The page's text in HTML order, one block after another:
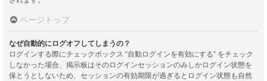
ページトップ
なぜ自動的にログオフしてしまうの？
ログインする際にチェックボックス “自動ログインを有効にする” をチェック
しなかった場合、掲示板はそのログインセッションのみしかログイン状態を
保とうとしないため、セッションの有効期限が過ぎるとログイン状態も自然